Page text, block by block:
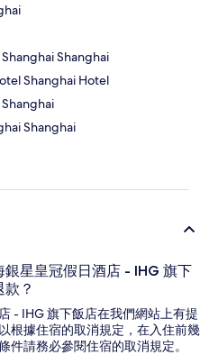
Shanghai
Shanghai Hotel
Shanghai
星皇冠假日酒店 - IHG 旗下
？
- IHG 旗下飯店在我們網站上有提
根據住宿的取消規定，在入住前幾
件請務必參閱住宿的取消規定。